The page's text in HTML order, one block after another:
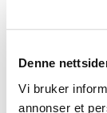
Denne
Vi bruker
annonser et
Morten